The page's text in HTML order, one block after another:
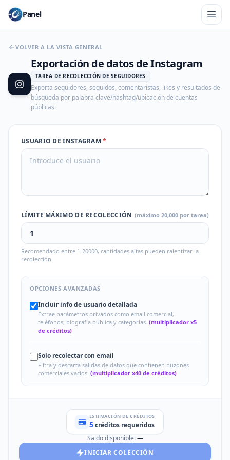
Panel
VOLVER A LA VISTA GENERAL
Exportación de datos de Instagram
TAREA DE RECOLECCIÓN DE SEGUIDORES
Exporta seguidores, seguidos, comentaristas, likes y resultados de
búsqueda por palabra clave/hashtag/ubicación de cuentas
públicas.
USUARIO DE INSTAGRAM*
LÍMITE MÁXIMO DE RECOLECCIÓN (máximo 20,000 por tarea)
Recomendado entre 1-20000, cantidades altas pueden ralentizar la
recolección
OPCIONES AVANZADAS
Incluir info de usuario detallada
Extrae parámetros privados como email comercial,
teléfonos, biografía pública y categorías. (multiplicador x5
de créditos)
Solo recolectar con email
Filtra y descarta salidas de datos que contienen buzones
comerciales vacíos. (multiplicador x40 de créditos)
ESTIMACIÓN DE CRÉDITOS
5créditos requeridos
Saldo disponible:—
INICIAR COLECCIÓN